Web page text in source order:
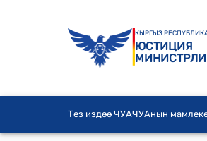
КЫРГЫЗ
ЮСТИЦИЯ
Тез издөө ЧУАЧУАнын